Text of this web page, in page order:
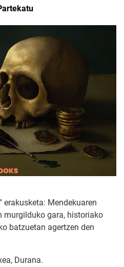
erakusketa: Mendekuaren
murgilduko gara, historiako
batzuetan agertzen den
Durana.